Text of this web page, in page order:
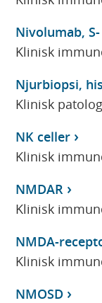
Nivolumab,
Klinisk
Njurbiopsi,
Klinisk
NK celler
Klinisk
NMDAR
Klinisk
NMDA-
Klinisk
NMOSD